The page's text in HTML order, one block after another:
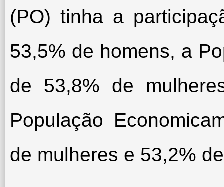
(PO) tinha a
53,5% de homens, a
de 53,8% de
População
de mulheres e 53,2%